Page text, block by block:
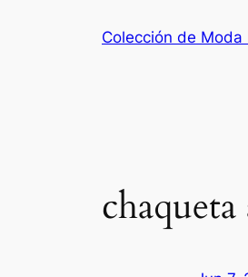
Colección de